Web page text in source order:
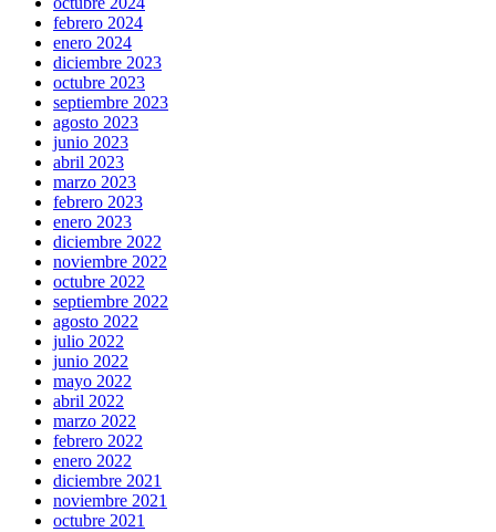
febrero 2024
enero 2024
diciembre 2023
octubre 2023
septiembre 2023
agosto 2023
junio 2023
abril 2023
marzo 2023
febrero 2023
enero 2023
diciembre 2022
noviembre 2022
octubre 2022
septiembre 2022
agosto 2022
julio 2022
junio 2022
mayo 2022
abril 2022
marzo 2022
febrero 2022
enero 2022
diciembre 2021
noviembre 2021
octubre 2021